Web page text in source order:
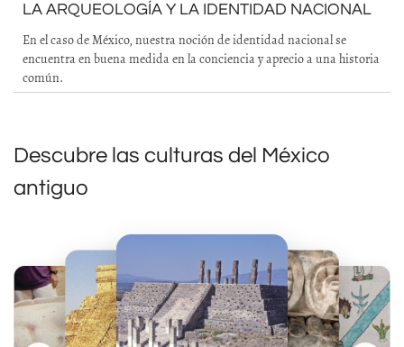
LA ARQUEOLOGÍA Y LA IDENTIDAD NACIONAL
En el caso de México, nuestra noción de identidad nacional se
encuentra en buena medida en la conciencia y aprecio a una historia
común.
Descubre las culturas del México
antiguo